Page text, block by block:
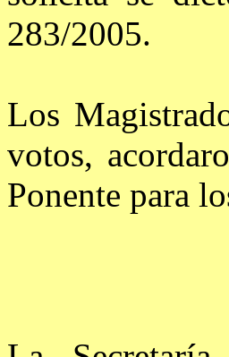
283/2005.
Los
votos,
Ponente para